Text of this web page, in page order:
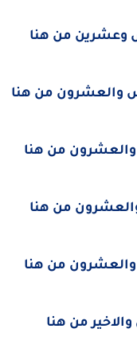
وعشرين من هنا
والعشرون من هنا
من هنا
من هنا
من هنا
من هنا